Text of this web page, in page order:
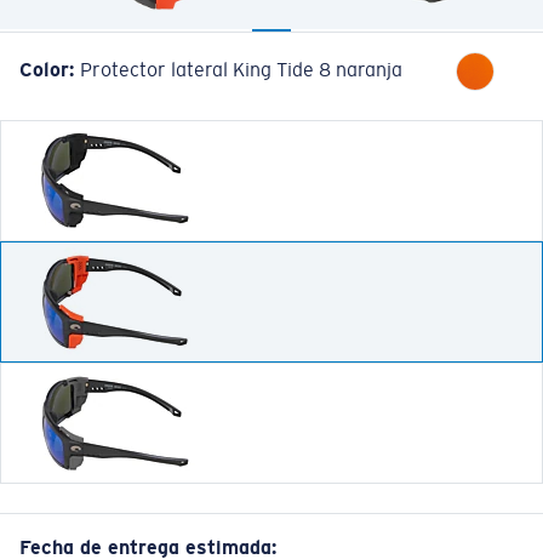
Color: Protector lateral King Tide 8 naranja
Fecha de entrega estimada: